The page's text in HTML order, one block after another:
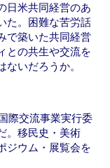
日米共同経営のあ
た。困難な苦労話
で築いた共同経営
との共生や交流を
いだろうか。
際交流事業実行委
。移民史・美術
ジウム・展覧会を